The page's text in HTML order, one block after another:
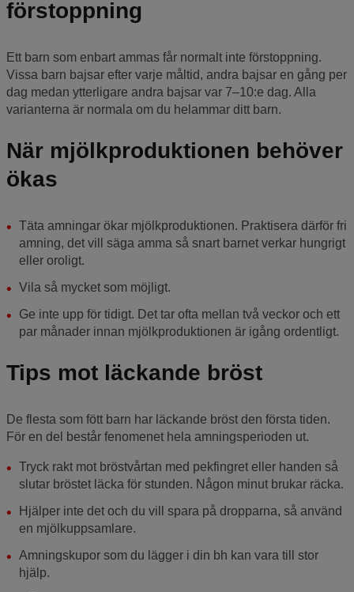
förstoppning
Ett barn som enbart ammas får normalt inte förstoppning.
Vissa barn bajsar efter varje måltid, andra bajsar en gång per
dag medan ytterligare andra bajsar var 7–10:e dag. Alla
varianterna är normala om du helammar ditt barn.
När mjölkproduktionen behöver
ökas
Täta amningar ökar mjölkproduktionen. Praktisera därför fri
amning, det vill säga amma så snart barnet verkar hungrigt
eller oroligt.
Vila så mycket som möjligt.
Ge inte upp för tidigt. Det tar ofta mellan två veckor och ett
par månader innan mjölkproduktionen är igång ordentligt.
Tips mot läckande bröst
De flesta som fött barn har läckande bröst den första tiden.
För en del består fenomenet hela amningsperioden ut.
Tryck rakt mot bröstvårtan med pekfingret eller handen så
slutar bröstet läcka för stunden. Någon minut brukar räcka.
Hjälper inte det och du vill spara på dropparna, så använd
en mjölkuppsamlare.
Amningskupor som du lägger i din bh kan vara till stor
hjälp.